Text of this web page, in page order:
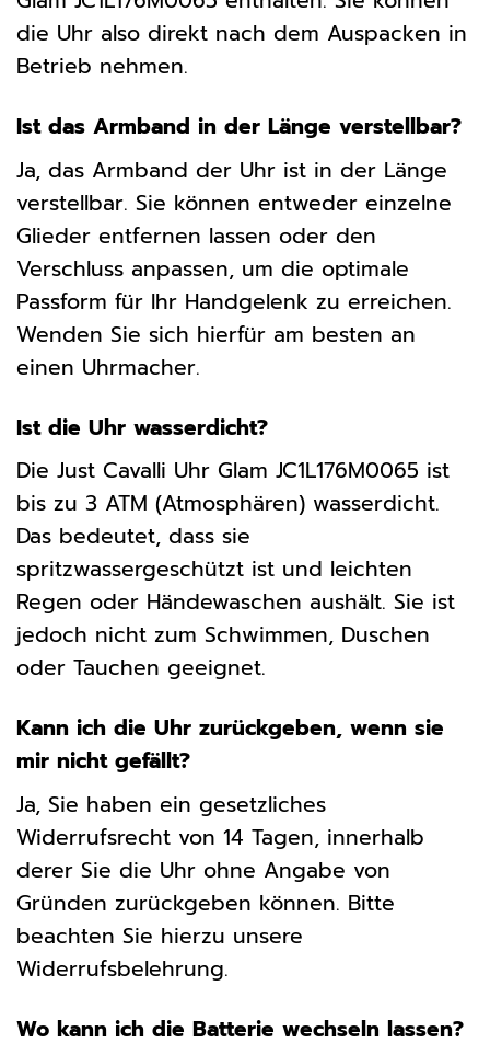
die Uhr also direkt nach dem Auspacken in
Betrieb nehmen.
Ist das Armband in der Länge verstellbar?
Ja, das Armband der Uhr ist in der Länge
verstellbar. Sie können entweder einzelne
Glieder entfernen lassen oder den
Verschluss anpassen, um die optimale
Passform für Ihr Handgelenk zu erreichen.
Wenden Sie sich hierfür am besten an
einen Uhrmacher.
Ist die Uhr wasserdicht?
Die Just Cavalli Uhr Glam JC1L176M0065 ist
bis zu 3 ATM (Atmosphären) wasserdicht.
Das bedeutet, dass sie
spritzwassergeschützt ist und leichten
Regen oder Händewaschen aushält. Sie ist
jedoch nicht zum Schwimmen, Duschen
oder Tauchen geeignet.
Kann ich die Uhr zurückgeben, wenn sie
mir nicht gefällt?
Ja, Sie haben ein gesetzliches
Widerrufsrecht von 14 Tagen, innerhalb
derer Sie die Uhr ohne Angabe von
Gründen zurückgeben können. Bitte
beachten Sie hierzu unsere
Widerrufsbelehrung.
Wo kann ich die Batterie wechseln lassen?